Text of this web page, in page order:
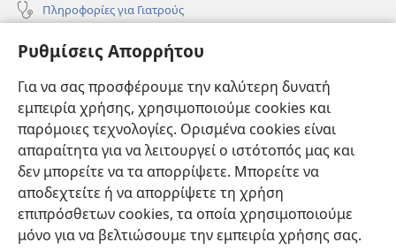
Ρυθμίσεις Απορρήτου
Για να σας προσφέρουμε την καλύτερη δυνατή
εμπειρία χρήσης, χρησιμοποιούμε cookies και
παρόμοιες τεχνολογίες. Ορισμένα cookies είναι
απαραίτητα για να λειτουργεί ο ιστότοπός μας και
δεν μπορείτε να τα απορρίψετε. Μπορείτε να
αποδεχτείτε ή να απορρίψετε τη χρήση
επιπρόσθετων cookies, τα οποία χρησιμοποιούμε
μόνο για να βελτιώσουμε την εμπειρία χρήσης σας.
Πληροφορίες για Γιατρούς
Πληροφορίες για Επίσημους Φορείς και ΜΜΕ
Συνεισφορές
(ανοίγει
παράθυρο)ΔΙΑΔΙΚΤΥΑΚΗ ΒΙΒΛΙΟΘΗΚΗ της Σκοπιάς™
(ανοίγει
νέο
παράθυρο)
JW Hub ®
(ανοίγει
νέο
JW Library®